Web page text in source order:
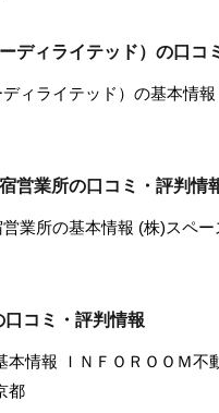
ディライテッド）の口コ
ィライテッド）の基本情
営業所の口コミ・評判情
業所の基本情報 (株)スペ
口コミ・評判情報
本情報 ＩＮＦＯＲＯＯＭ不
都